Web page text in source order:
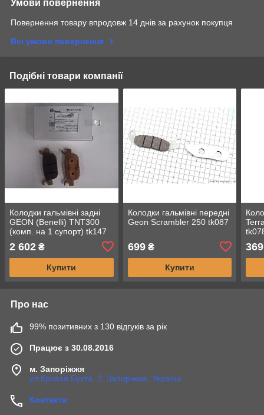
Умови повернення
Повернення товару впродовж 14 днів за рахунок покупця
Всі умови повернення
Подібні товари компанії
Колодки гальмівні задні
GEON (Benelli) TNT300
(комп. на 1 супорт) tk147
2 602 ₴
Купити
Колодки гальмівні передні
Geon Scrambler 250 tk087
699₴
Купити
369
Про нас
99% позитивних з 130 відгуків за рік
Працює з 30.08.2016
м. Запоріжжя
ул.Кривая Бухта, 2, Запоріжжя, Україна
Контакти